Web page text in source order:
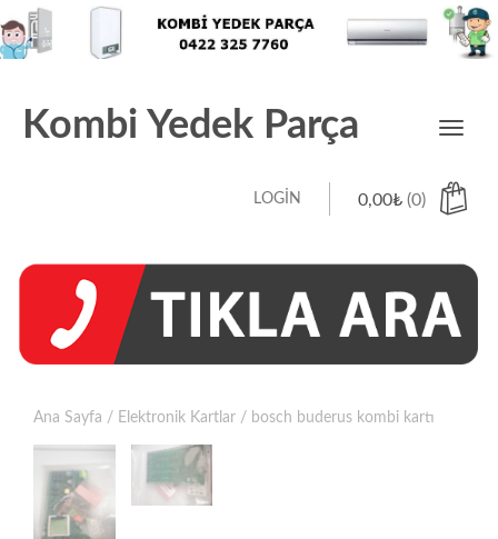
Kombi Yedek Parça
Toggle
0,00₺ (0)
LOGIN
Ana Sayfa / Elektronik Kartlar / bosch buderus kombi kartı